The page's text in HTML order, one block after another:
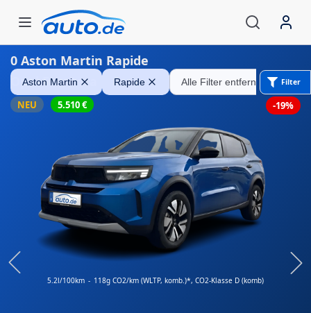
0 Aston Martin Rapide
Aston Martin Rapide Alle Filter entfernen Filter
Opel Frontera
NEU 5.510€ -19%
5.2l/100km - 118g CO2/km (WLTP, komb.)*, CO2-Klasse D (komb)